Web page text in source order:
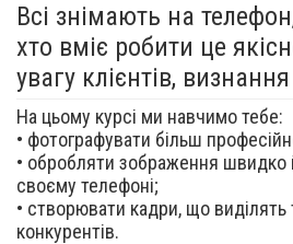
Всі знімають на
хто вміє робити це
увагу клієнтів,
На цьому курсі ми навчимо тебе:
• фотографувати більш
• обробляти зображення швидко
своєму телефоні;
• створювати кадри, що
конкурентів.